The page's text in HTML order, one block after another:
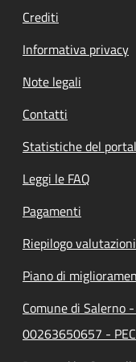
Crediti
Informativa privacy
Note legali
Contatti
Statistiche del
Leggi le FAQ
Pagamenti
Riepilogo valutazioni
Piano di
Comune di Salerno
00263650657 -